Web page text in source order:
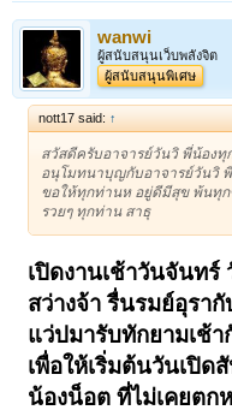
wanwi
ผู้สนับสนุนเว็บพลังจิต
ผู้สนับสนุนพิเศษ
nott17 said: ↑
สวัสดีครับอาจารย์วันวิ พี่น้องทุ
อนุโมทนาบุญกับอาจารย์วันวิ
ขอให้ทุกท่านห อยู่ดีมีสุข พ้นทุก
รวยๆ ทุกท่าน สาธุ
เปิดงานเช้าวันจันท
สว่างจ้า รื่นรมย์อุรา
แว่ปมารับทักยามเช้
เพื่อให้เริ่มต้นวันเปิ
น้องน็อต ที่ไม่เคยตก